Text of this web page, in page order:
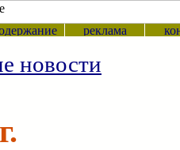
новости